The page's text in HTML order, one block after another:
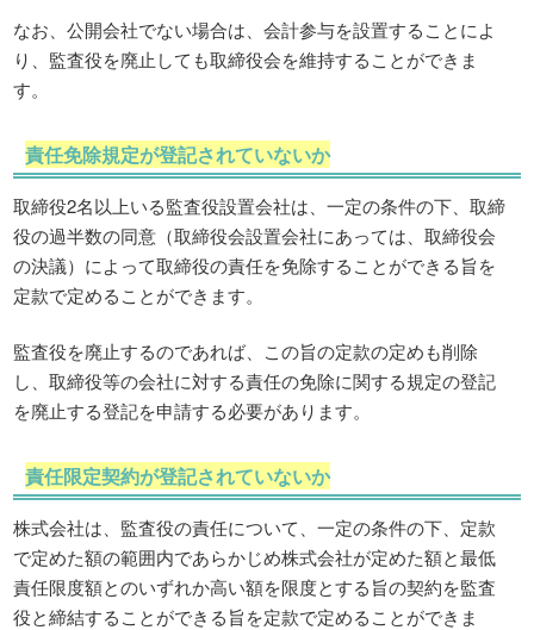
なお、公開会社でない場合は、会計参与を設置することによ
り、監査役を廃止しても取締役会を維持することができま
す。
責任免除規定が登記されていないか
取締役2名以上いる監査役設置会社は、一定の条件の下、取締
役の過半数の同意（取締役会設置会社にあっては、取締役会
の決議）によって取締役の責任を免除することができる旨を
定款で定めることができます。
監査役を廃止するのであれば、この旨の定款の定めも削除
し、取締役等の会社に対する責任の免除に関する規定の登記
を廃止する登記を申請する必要があります。
責任限定契約が登記されていないか
株式会社は、監査役の責任について、一定の条件の下、定款
で定めた額の範囲内であらかじめ株式会社が定めた額と最低
責任限度額とのいずれか高い額を限度とする旨の契約を監査
役と締結することができる旨を定款で定めることができま